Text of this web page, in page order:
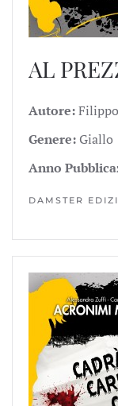
AL
Autore:
Genere: Giallo
Anno
DAMSTER